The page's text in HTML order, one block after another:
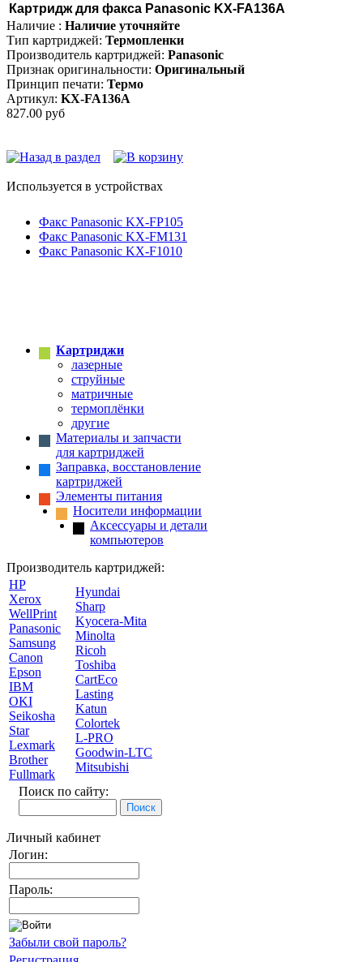
Картридж для факса Panasonic KX-FA136A
Наличие : Наличие уточняйте
Тип картриджей: Термопленки
Производитель картриджей: Panasonic
Признак оригинальности: Оригинальный
Принцип печати: Термо
Артикул: KX-FA136A
827.00 руб
Используется в устройствах
Факс Panasonic KX-FP105
Факс Panasonic KX-FM131
Факс Panasonic KX-F1010
Картриджи
лазерные
струйные
матричные
термоплёнки
другие
Материалы и запчасти
для картриджей
Заправка, восстановление
картриджей
Элементы питания
Носители информации
Аксессуары и детали
компьютеров
Производитель картриджей:
HP
Xerox
WellPrint
Panasonic
Samsung
Canon
Epson
IBM
OKI
Seikosha
Star
Lexmark
Brother
Fullmark
Hyundai
Sharp
Kyocera-Mita
Minolta
Ricoh
Toshiba
CartEco
Lasting
Katun
Colortek
L-PRO
Goodwin-LTC
Mitsubishi
Поиск по сайту:
Личный кабинет
Логин:
Пароль:
Забыли свой пароль?